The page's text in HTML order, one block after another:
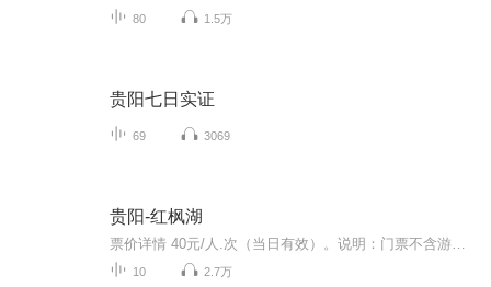
80 1.5万
贵阳七日实证
69 3069
贵阳-红枫湖
10 2.7万